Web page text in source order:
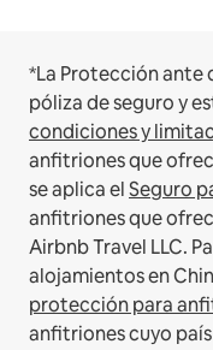
*La Protección ante
póliza de seguro y
condiciones y
anfitriones que
se aplica elSeguro
anfitriones que
Airbnb Travel LLC.
alojamientos en
protección para
anfitriones cuyo